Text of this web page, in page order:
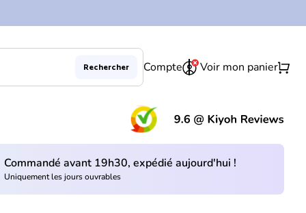
Rechercher Compte Voir mon paniershopping_cart
Commandé avant 19h30, expédié aujourd'hui !
Uniquement les jours ouvrables